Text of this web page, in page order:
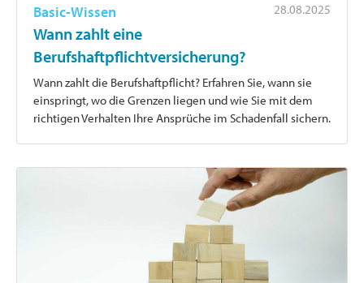
28.08.2025
Basic-Wissen
Wann zahlt eine
Berufshaftpflichtversicherung?
Wann zahlt die Berufshaftpflicht? Erfahren Sie, wann sie
einspringt, wo die Grenzen liegen und wie Sie mit dem
richtigen Verhalten Ihre Ansprüche im Schadenfall sichern.